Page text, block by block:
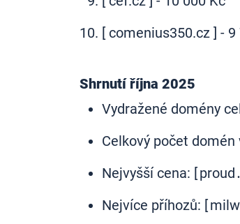
[ comenius350.cz ] - 9
Shrnutí října 2025
Vydražené domény
Celkový počet domén
Nejvyšší cena: [
Nejvíce příhozů: [